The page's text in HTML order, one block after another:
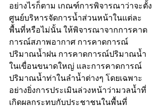
อย่างไรก็ตาม เกณฑ์การพิจารณาว่าจะตั้ง
ศูนย์บริหารจัดการน้ำส่วนหน้าในแต่ละ
พื้นที่หรือไม่นั้น ให้พิจารณาจากการคาด
การณ์สภาพอากาศ การคาดการณ์
ปริมาณน้ำฝน การคาดการณ์ปริมาณน้ำ
ในเขื่อนขนาดใหญ่ และการคาดการณ์
ปริมาณน้ำท่าในลำน้ำต่างๆ โดยเฉพาะ
อย่างยิ่งการประเมินล่วงหน้าว่ามวลน้ำที่
เกิดผลกระทบกับประชาชนในพื้นที่